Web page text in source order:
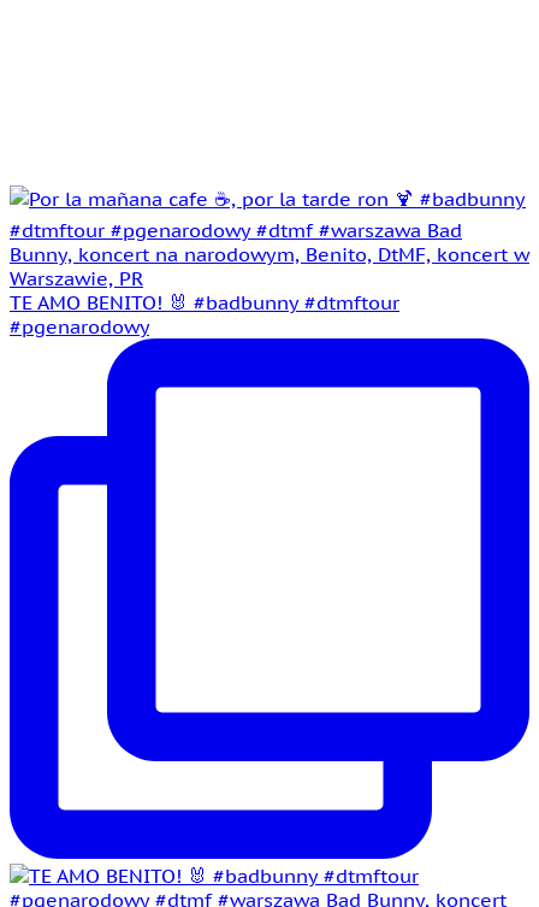
TE AMO BENITO! 🐰 #badbunny #dtmftour
#pgenarodowy